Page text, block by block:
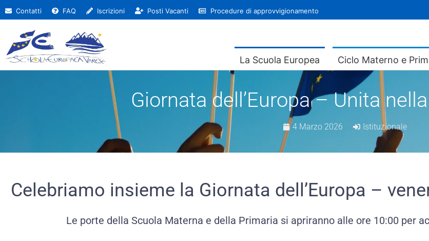
Contatti FAQ Iscrizioni Posti Vacanti Procedure di approvvigionamento
La Scuola Europea Ciclo Materno e
Giornata dell’Europa – Unita
4 Marzo 2026 Istituzionale
Celebriamo insieme la Giornata dell’Europa –
Le porte della Scuola Materna e della Primaria si apriranno alle ore 10:00 per